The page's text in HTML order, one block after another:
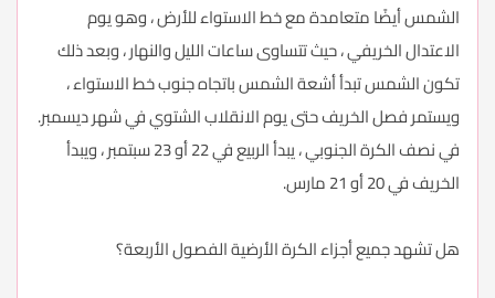
الشمس أيضًا متعامدة مع خط الاستواء للأرض ، وهو يوم
الاعتدال الخريفي ، حيث تتساوى ساعات الليل والنهار ، وبعد ذلك
تكون الشمس تبدأ أشعة الشمس باتجاه جنوب خط الاستواء ،
ويستمر فصل الخريف حتى يوم الانقلاب الشتوي في شهر ديسمبر.
في نصف الكرة الجنوبي ، يبدأ الربيع في 22 أو 23 سبتمبر ، ويبدأ
الخريف في 20 أو 21 مارس.
هل تشهد جميع أجزاء الكرة الأرضية الفصول الأربعة؟